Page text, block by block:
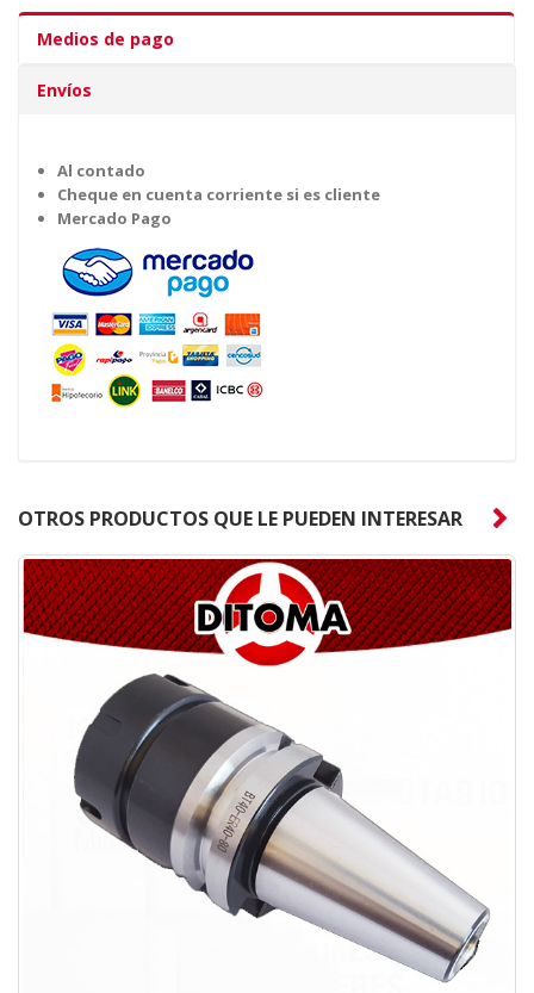
Medios de pago
Envíos
Al contado
Cheque en cuenta corriente si es cliente
Mercado Pago
OTROS PRODUCTOS QUE LE PUEDEN INTERESAR